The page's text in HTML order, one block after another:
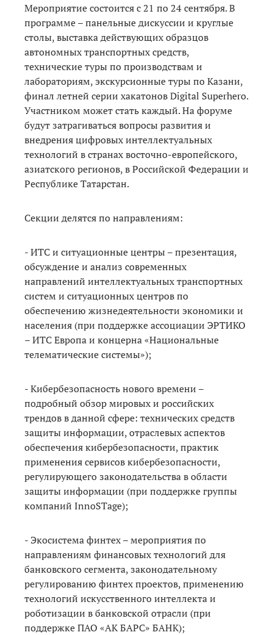
Мероприятие состоится с 21 по 24 сентября. В
программе – панельные дискуссии и круглые
столы, выставка действующих образцов
автономных транспортных средств,
технические туры по производствам и
лабораториям, экскурсионные туры по Казани,
финал летней серии хакатонов Digital Superhero.
Участником может стать каждый. На форуме
будут затрагиваться вопросы развития и
внедрения цифровых интеллектуальных
технологий в странах восточно-европейского,
азиатского регионов, в Российской Федерации и
Республике Татарстан.
Секции делятся по направлениям:
- ИТС и ситуационные центры – презентация,
обсуждение и анализ современных
направлений интеллектуальных транспортных
систем и ситуационных центров по
обеспечению жизнедеятельности экономики и
населения (при поддержке ассоциации ЭРТИКО
– ИТС Европа и концерна «Национальные
телематические системы»);
- Кибербезопасность нового времени –
подробный обзор мировых и российских
трендов в данной сфере: технических средств
защиты информации, отраслевых аспектов
обеспечения кибербезопасности, практик
применения сервисов кибербезопасности,
регулирующего законодательства в области
защиты информации (при поддержке группы
компаний InnoSTage);
- Экосистема финтех – мероприятия по
направлениям финансовых технологий для
банковского сегмента, законодательному
регулированию финтех проектов, применению
технологий искусственного интеллекта и
роботизации в банковской отрасли (при
поддержке ПАО «АК БАРС» БАНК);